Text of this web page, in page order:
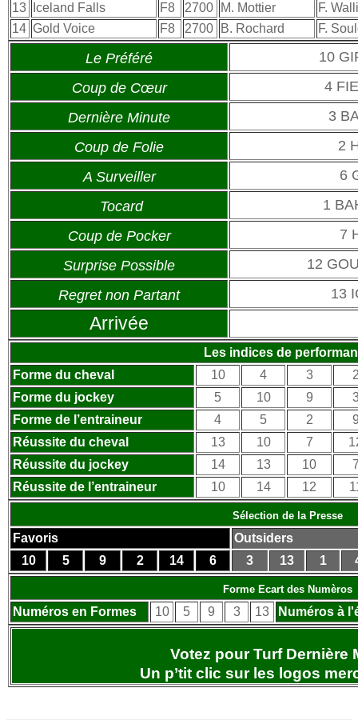
13
Iceland Falls F8 2700 M. Mottier
F.
14 Gold Voice F8 2700 B. Rochard F.
Le Préféré
10
Coup de Cœur
4
Dernière Minute
3
Coup de Folie
2
A Surveiller
6
Tocard
1
Coup de Pocker
7
Surprise Possible
12
Regret non Partant
13
Arrivée
Les indices de
Forme du cheval
10 4 3
Forme du jockey
5 10 9
Forme de l’entraineur
4 5 2
Réussite du cheval
13 10 7
Réussite du jockey
14 13 10
Réussite de l’entraineur
10 14 12
Sélection de la Presse
Favoris
Outsiders
10
5 9 2 14 6 3 13 1
Forme Ecart des Numèros
Numéros en Formes 10 5 9 3 13 Numéros à
Votez pour Turf Dernière
Un p’tit clic sur les logos